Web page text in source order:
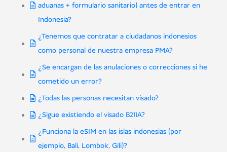
aduanas + formulario sanitario) antes de entrar en
Indonesia?
¿Tenemos que contratar a ciudadanos indonesios
como personal de nuestra empresa PMA?
¿Se encargan de las anulaciones o correcciones si he
cometido un error?
¿Todas las personas necesitan visado?
¿Sigue existiendo el visado B211A?
¿Funciona la eSIM en las islas indonesias (por
ejemplo, Bali, Lombok, Gili)?